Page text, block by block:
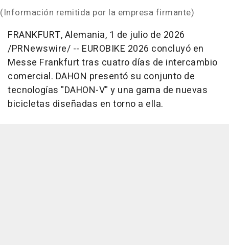
(Información remitida por la empresa firmante)
FRANKFURT, Alemania, 1 de julio de 2026
/PRNewswire/ -- EUROBIKE 2026 concluyó en
Messe Frankfurt tras cuatro días de intercambio
comercial. DAHON presentó su conjunto de
tecnologías "DAHON-V" y una gama de nuevas
bicicletas diseñadas en torno a ella.